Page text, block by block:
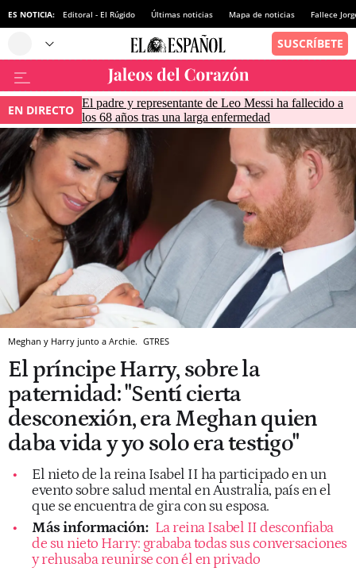
ES NOTICIA: Editoral - El Rúgido Últimas noticias Mapa de noticias Fallece
EN DIRECTO El padre y representante de Leo Messi ha fallecido a
los 68 años tras una larga enfermedad
Meghan y Harry junto a Archie. GTRES
El príncipe Harry, sobre la
paternidad: "Sentí cierta
desconexión, era Meghan quien
daba vida y yo solo era testigo"
El nieto de la reina Isabel II ha participado en un
evento sobre salud mental en Australia, país en el
que se encuentra de gira con su esposa.
Más información: La reina Isabel II desconfiaba
de su nieto Harry: grababa todas sus conversaciones
y rehusaba reunirse con él en privado